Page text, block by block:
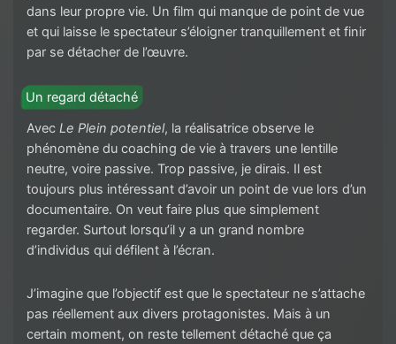
dans leur propre vie. Un film qui manque de point de vue
et qui laisse le spectateur s’éloigner tranquillement et finir
par se détacher de l’œuvre.
Un regard détaché
Avec Le Plein potentiel, la réalisatrice observe le
phénomène du coaching de vie à travers une lentille
neutre, voire passive. Trop passive, je dirais. Il est
toujours plus intéressant d’avoir un point de vue lors d’un
documentaire. On veut faire plus que simplement
regarder. Surtout lorsqu’il y a un grand nombre
d’individus qui défilent à l’écran.
J’imagine que l’objectif est que le spectateur ne s’attache
pas réellement aux divers protagonistes. Mais à un
certain moment, on reste tellement détaché que ça